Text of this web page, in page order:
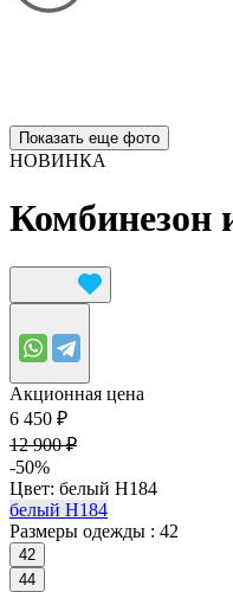
Показать еще фото
НОВИНКА
Комбинезон
Акционная цена
6 450 ₽
12 900 ₽
-50%
Цвет: белый Н184
белый Н184
Размеры одежды : 42
42
44